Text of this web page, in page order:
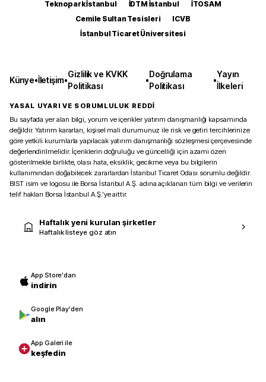
Teknopark İstanbul
İDTM İstanbul
İTOSAM
Cemile Sultan Tesisleri
ICVB
İstanbul Ticaret Üniversitesi
Künye•İletişim•
Gizlilik ve KVKK
Politikası
•
Doğrulama
Politikası
•
Yayın
İlkeleri
YASAL UYARI VE SORUMLULUK REDDİ
Bu sayfada yer alan bilgi, yorum ve içerikler yatırım danışmanlığı kapsamında
değildir. Yatırım kararları, kişisel mali durumunuz ile risk ve getiri tercihlerinize
göre yetkili kurumlarla yapılacak yatırım danışmanlığı sözleşmesi çerçevesinde
değerlendirilmelidir. İçeriklerin doğruluğu ve güncelliği için azami özen
gösterilmekle birlikte, olası hata, eksiklik, gecikme veya bu bilgilerin
kullanımından doğabilecek zararlardan İstanbul Ticaret Odası sorumlu değildir.
BIST isim ve logosu ile Borsa İstanbul A.Ş. adına açıklanan tüm bilgi ve verilerin
telif hakları Borsa İstanbul A.Ş.’ye aittir.
Haftalık yeni kurulan şirketler
Haftalık listeye göz atın
App Store'dan
indirin
Google Play'den
alın
App Galeri ile
keşfedin